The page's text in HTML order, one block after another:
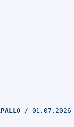
01.07.2026